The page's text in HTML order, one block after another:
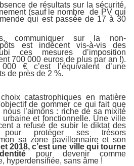
de résultats sur la sécurité,
(sauf le nombre de PV qui
qui est passée de 17 à 30
communiquer sur la non-
est indécent vis-à-vis des
ces mesures d’imposition
700 000 euros de plus par an !).
€ c’est l’équivalent d’une
de près de 2 %.
catastrophiques en matière
de gommer ce qui fait que
l’aimons : riche de sa mixité
et fonctionnelle. Une ville
a refusé de subir le diktat des
pour protéger ses trésors
sa zone pavillonnaire et son
2018, c’est une ville qui tourne
pour devenir comme
hyperdensifiée, sans âme !